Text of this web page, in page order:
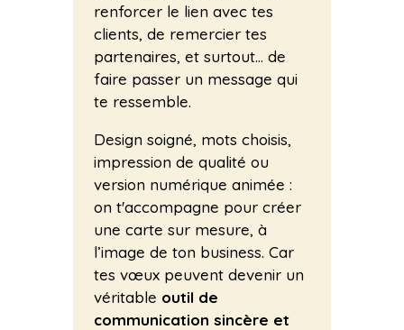
renforcer le lien avec tes
clients, de remercier tes
partenaires, et surtout… de
faire passer un message qui
te ressemble.
Design soigné, mots choisis,
impression de qualité ou
version numérique animée :
on t'accompagne pour créer
une carte sur mesure, à
l’image de ton business. Car
tes vœux peuvent devenir un
véritable outil de
communication sincère et